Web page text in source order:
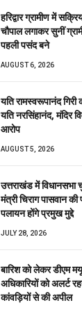
हरिद्वार ग्रामीण में
चौपाल लगाकर सुनीं
पहली पसंद बने
AUGUST 6, 2026
यति रामस्वरूपानंद
यति नरसिंहानंद, मंदिर
आरोप
AUGUST 5, 2026
उत्तराखंड में विधानसभा
मंत्री चिराग पासवान की
पलायन होंगे प्रमुख मुद्दे
JULY 28, 2026
बारिश को लेकर डीएम
अधिकारियों को अलर्ट
कांवड़ियों से की अपील